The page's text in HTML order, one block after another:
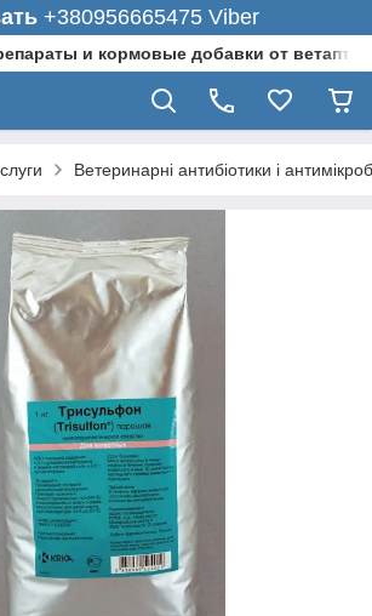
+380956665475 Viber
и кормовые добавки от
Ветеринарні антибіотики і